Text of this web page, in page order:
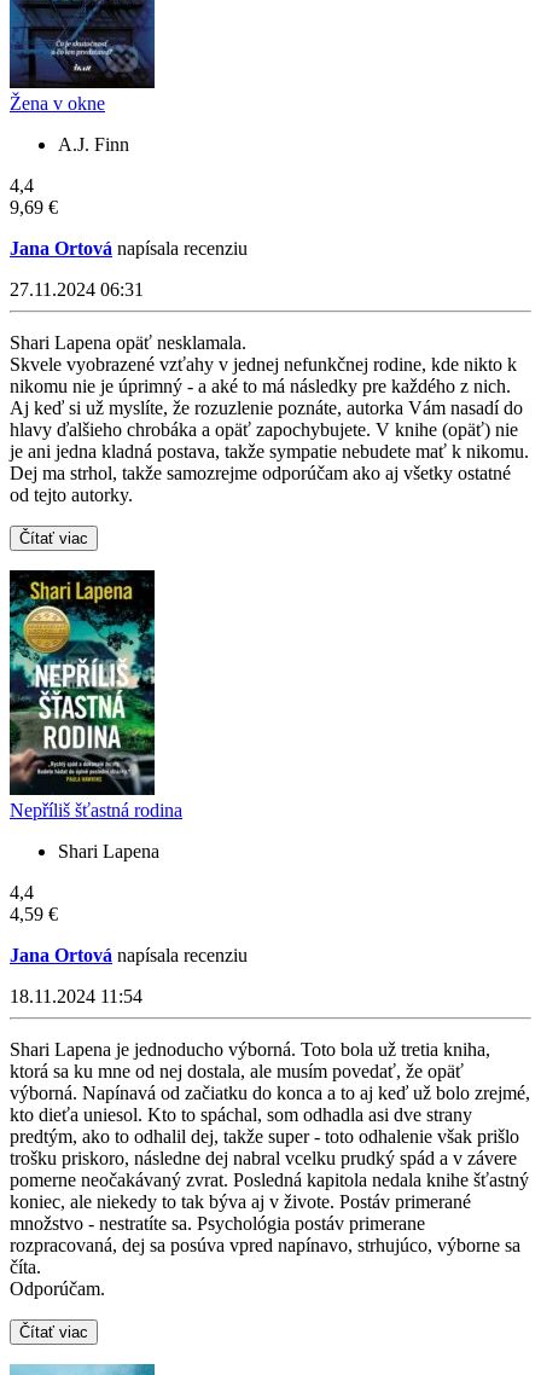
Žena v okne
A.J. Finn
4,4
9,69 €
Jana Ortová napísala recenziu
27.11.2024 06:31
Shari Lapena opäť nesklamala.
Skvele vyobrazené vzťahy v jednej nefunkčnej rodine, kde nikto k
nikomu nie je úprimný - a aké to má následky pre každého z nich.
Aj keď si už myslíte, že rozuzlenie poznáte, autorka Vám nasadí do
hlavy ďalšieho chrobáka a opäť zapochybujete. V knihe (opäť) nie
je ani jedna kladná postava, takže sympatie nebudete mať k nikomu.
Dej ma strhol, takže samozrejme odporúčam ako aj všetky ostatné
od tejto autorky.
Čítať viac
Nepříliš šťastná rodina
Shari Lapena
4,4
4,59 €
Jana Ortová napísala recenziu
18.11.2024 11:54
Shari Lapena je jednoducho výborná. Toto bola už tretia kniha,
ktorá sa ku mne od nej dostala, ale musím povedať, že opäť
výborná. Napínavá od začiatku do konca a to aj keď už bolo zrejmé,
kto dieťa uniesol. Kto to spáchal, som odhadla asi dve strany
predtým, ako to odhalil dej, takže super - toto odhalenie však prišlo
trošku priskoro, následne dej nabral vcelku prudký spád a v závere
pomerne neočakávaný zvrat. Posledná kapitola nedala knihe šťastný
koniec, ale niekedy to tak býva aj v živote. Postáv primerané
množstvo - nestratíte sa. Psychológia postáv primerane
rozpracovaná, dej sa posúva vpred napínavo, strhujúco, výborne sa
číta.
Odporúčam.
Čítať viac